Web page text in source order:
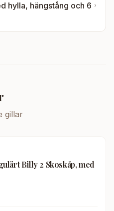
hylla, hängstång och 6
gillar
Billy 2 Skoskåp, med